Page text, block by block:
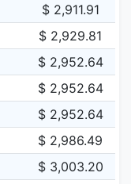
$ 2,911.91
$ 2,929.81
$ 2,952.64
$ 2,952.64
$ 2,952.64
$ 2,986.49
$ 3,003.20